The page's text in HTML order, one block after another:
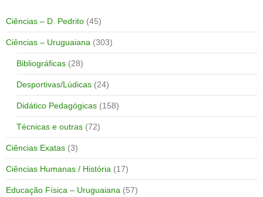
Ciências – D. Pedrito (45)
Ciências – Uruguaiana (303)
Bibliográficas (28)
Desportivas/Lúdicas (24)
Didático Pedagógicas (158)
Técnicas e outras (72)
Ciências Exatas (3)
Ciências Humanas / História (17)
Educação Física – Uruguaiana (57)